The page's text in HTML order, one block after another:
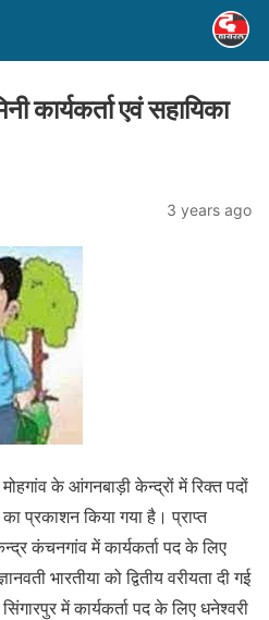
कार्यकर्ता एवं सहायिका
3 years ago
के आंगनबाड़ी केन्द्रों में रिक्त पदों
प्रकाशन किया गया है। प्राप्त
कंचनगांव में कार्यकर्ता पद के लिए
भारतीया को द्वितीय वरीयता दी गई
में कार्यकर्ता पद के लिए धनेश्वरी